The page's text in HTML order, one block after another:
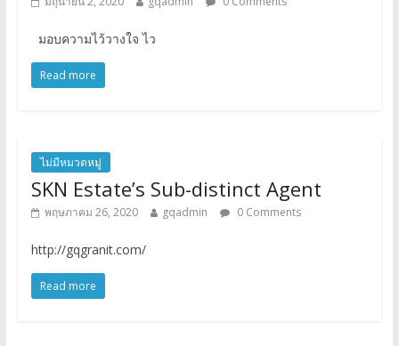
มอบความไว้วางใจ ไว
Read more
ไม่มีหมวดหมู่
SKN Estate’s Sub-distinct Agent
พฤษภาคม 26, 2020 gqadmin 0 Comments
http://gqgranit.com/
Read more